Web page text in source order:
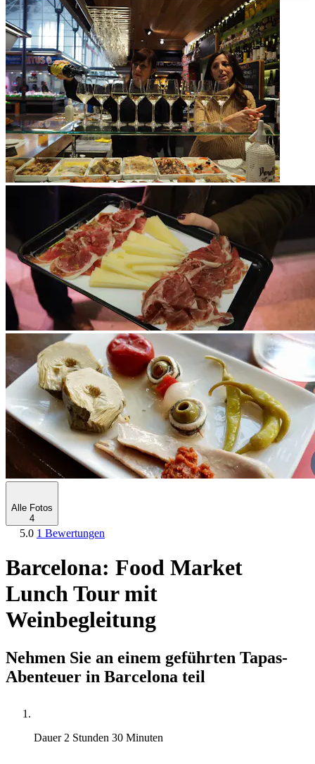
Alle Fotos
4
5.0 1 Bewertungen
Barcelona: Food Market
Lunch Tour mit
Weinbegleitung
Nehmen Sie an einem geführten Tapas-
Abenteuer in Barcelona teil
Dauer 2 Stunden 30 Minuten